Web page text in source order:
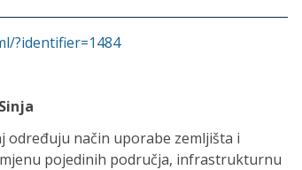
?identifier=1484
određuju način uporabe zemljišta i
pojedinih područja, infrastrukturnu